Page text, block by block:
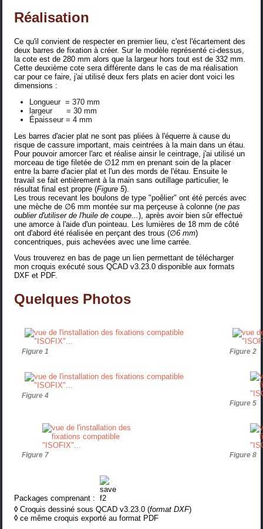
Réalisation
Ce qu'il convient de respecter en premier lieu, c'est l'écartement des
deux barres de fixation à créer. Sur le modèle représenté ci-dessus,
la cote est de 280 mm alors que la largeur hors tout est de 332 mm.
Cette deuxième cote sera différente dans le cas de ma réalisation
car pour ce faire, j'ai utilisé deux fers plats en acier dont voici les
dimensions :
Longueur = 370 mm
largeur = 30 mm
Épaisseur = 4 mm
Les barres d'acier plat ne sont pas pliées à l'équerre à cause du
risque de cassure important, mais ceintrées à la main dans un étau.
Pour pouvoir amorcer l'arc et réalise ainsir le ceintrage, j'ai utilisé un
morceau de tige filetée de ∅12 mm en prenant soin de la placer
entre la barre d'acier plat et l'un des mords de l'étau. Ensuite le
travail se fait entièrement à la main sans outillage particulier, le
résultat final est propre (Figure 5).
Les trous recevant les boulons de type "poêlier" ont été percés avec
une mèche de ∅6 mm montée sur ma perçeuse à colonne (ne pas
oublier d'utiliser de l'huile de coupe...), après avoir bien sûr effectué
une amorce à l'aide d'un pointeau. Les lumières de 18 mm de côté
ont d'abord été réalisée en perçant des trous (∅6 mm)
concentriques, puis achevées avec une lime carrée.
Vous trouverez en bas de page un lien permettant de télécharger
mon croquis exécuté sous QCAD v3.23.0 disponible aux formats
DXF et PDF.
Quelques Photos
Figure 1 Figure 2
Figure 4
Figure 5
Figure 7 Figure 8
Packages comprenant :
◊Croquis dessiné sous QCAD v3.23.0 (format DXF)
◊ce même croquis exporté au format PDF